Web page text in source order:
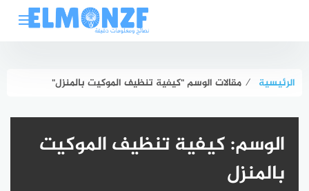
الرئيسية ⁄ مقالات الوسم "كيفية تنظيف الموكيت بالمنزل"
الوسم:كيفية تنظيف الموكيت
بالمنزل